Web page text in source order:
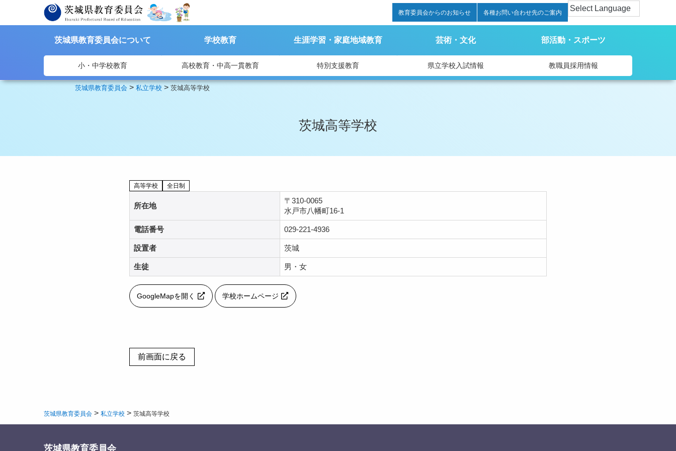
教育委員会からのお知らせ 各種お問い合わせ先のご案内
茨城県教育委員会について 学校教育 生涯学習・家庭地域教育 芸術・文化 部活動・スポーツ
小・中学校教育 高校教育・中高一貫教育 特別支援教育 県立学校入試情報 教職員採用情報
茨城県教育委員会 >私立学校 >茨城高等学校
茨城高等学校
高等学校 全日制
所在地
〒310-0065
水戸市八幡町16-1
電話番号 029-221-4936
設置者 茨城
生徒 男・女
GoogleMapを開く 学校ホームページ
茨城県教育委員会 > 私立学校 > 茨城高等学校
茨城県教育委員会